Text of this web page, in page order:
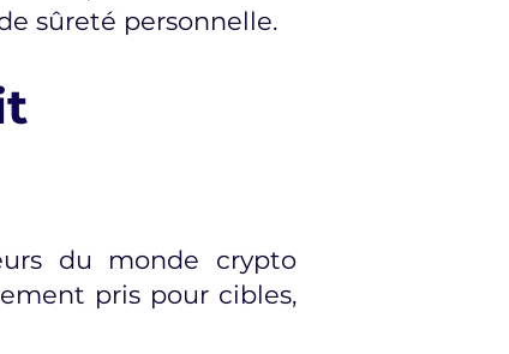
sûreté personnelle.
du monde crypto
pris pour cibles,